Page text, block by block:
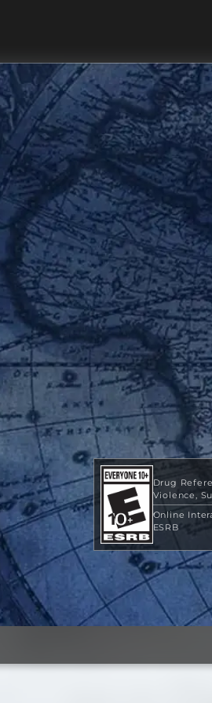
Drug
Violence
Online
ESRB